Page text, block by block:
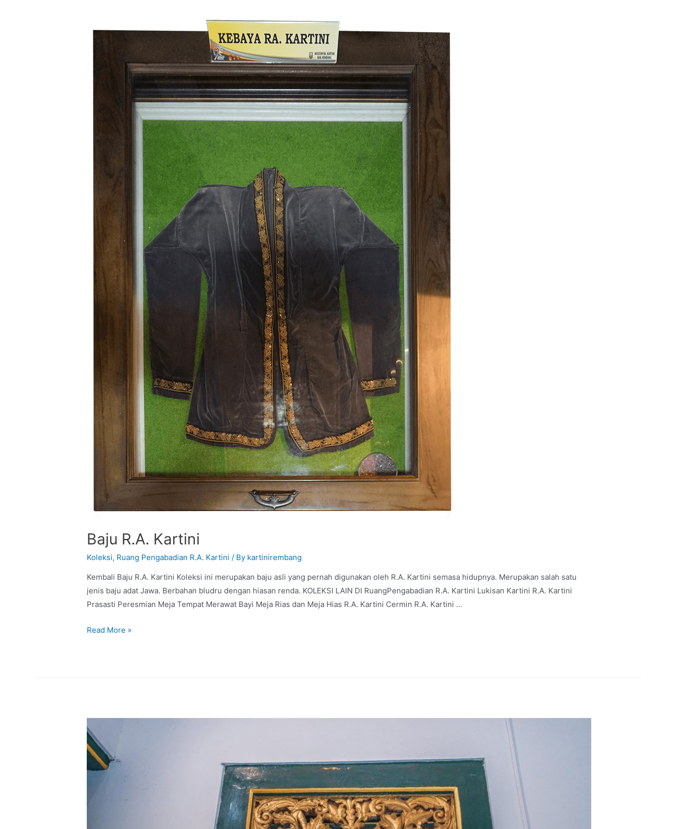
Baju R.A. Kartini
Koleksi, Ruang Pengabadian R.A. Kartini / By kartinirembang
Kembali Baju R.A. Kartini Koleksi ini merupakan baju asli yang pernah digunakan oleh R.A. Kartini semasa hidupnya. Merupakan salah satu
jenis baju adat Jawa. Berbahan bludru dengan hiasan renda. KOLEKSI LAIN DI RuangPengabadian R.A. Kartini Lukisan Kartini R.A. Kartini
Prasasti Peresmian Meja Tempat Merawat Bayi Meja Rias dan Meja Hias R.A. Kartini Cermin R.A. Kartini …
Read More »